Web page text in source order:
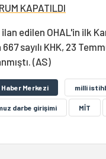
KAPATILDI
edilen OHAL'in ilk
sayılı KHK, 23
(AS)
Haber Merkezi milli
darbe girişimi MİT